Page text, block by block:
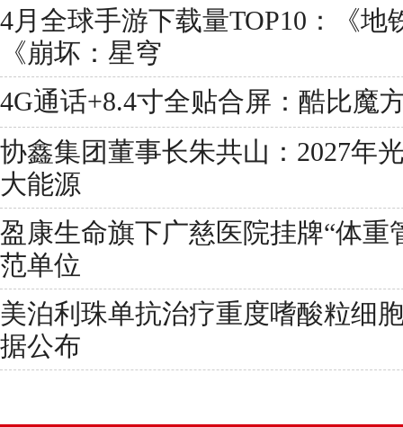
4月全球手游下载量TOP10：《地
《崩坏：星穹
4G通话+8.4寸全贴合屏：酷比魔
协鑫集团董事长朱共山：2027年
大能源
盈康生命旗下广慈医院挂牌“体重
范单位
美泊利珠单抗治疗重度嗜酸粒细
据公布